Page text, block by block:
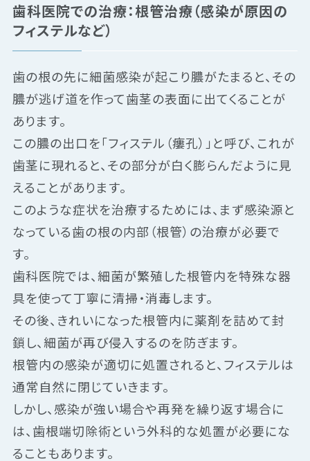
歯科医院での治療：根管治療（感染が原因の
フィステルなど）
歯の根の先に細菌感染が起こり膿がたまると、その
膿が逃げ道を作って歯茎の表面に出てくることが
あります。
この膿の出口を「フィステル（瘻孔）」と呼び、これが
歯茎に現れると、その部分が白く膨らんだように見
えることがあります。
このような症状を治療するためには、まず感染源と
なっている歯の根の内部（根管）の治療が必要で
す。
歯科医院では、細菌が繁殖した根管内を特殊な器
具を使って丁寧に清掃・消毒します。
その後、きれいになった根管内に薬剤を詰めて封
鎖し、細菌が再び侵入するのを防ぎます。
根管内の感染が適切に処置されると、フィステルは
通常自然に閉じていきます。
しかし、感染が強い場合や再発を繰り返す場合に
は、歯根端切除術という外科的な処置が必要にな
ることもあります。